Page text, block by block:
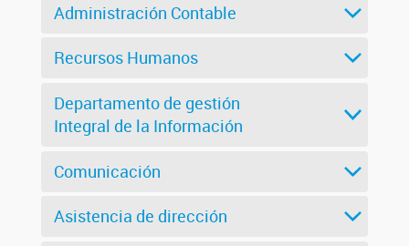
Administración Contable
Recursos Humanos
Departamento de gestión
Integral de la Información
Comunicación
Asistencia de dirección